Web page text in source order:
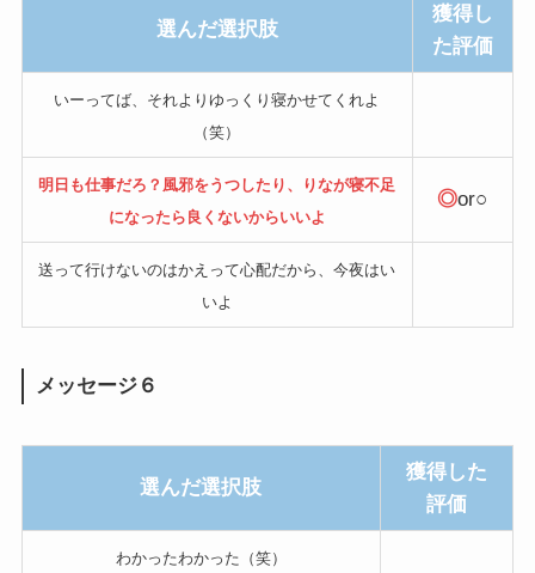
選んだ選択肢
獲得し
た評価
いーってば、それよりゆっくり寝かせてくれよ
（笑）
明日も仕事だろ？風邪をうつしたり、りなが寝不足
になったら良くないからいいよ
◎or○
送って行けないのはかえって心配だから、今夜はい
いよ
メッセージ６
選んだ選択肢
獲得した
評価
わかったわかった（笑）